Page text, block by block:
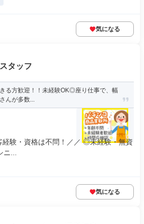
気になる
タッフ
きる方歓迎！！未経験OK◎座り仕事で、幅
んが多数...
経験・資格は不問！／／ ◎未経験・無資
...
気になる